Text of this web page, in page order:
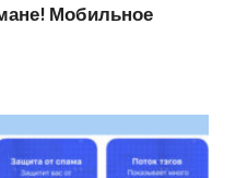
Мобильное